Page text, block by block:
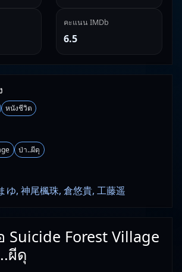
คะแนน IMDb
6.5
หนังชีวิต
ป่า..ผีดุ
ゆ, 神尾楓珠, 倉悠貴, 工藤遥
Suicide Forest Village
ผีดุ